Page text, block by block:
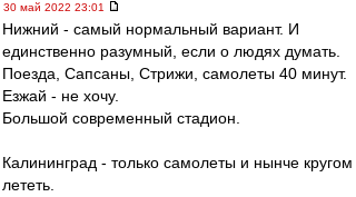
30 май 2022 23:01
Нижний - самый нормальный вариант. И
единственно разумный, если о людях думать.
Поезда, Сапсаны, Стрижи, самолеты 40 минут.
Езжай - не хочу.
Большой современный стадион.
Калининград - только самолеты и нынче кругом
лететь.